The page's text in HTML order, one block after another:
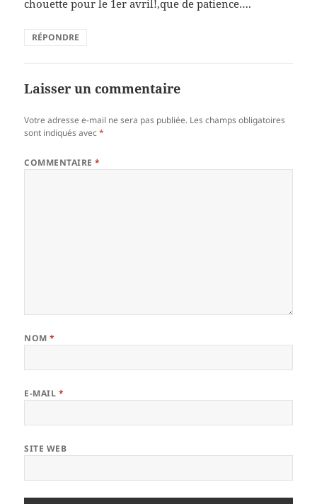
chouette pour le 1er avril!,que de patience….
RÉPONDRE
Laisser un commentaire
Votre adresse e-mail ne sera pas publiée. Les champs obligatoires
sont indiqués avec*
COMMENTAIRE*
NOM*
E-MAIL *
SITE WEB